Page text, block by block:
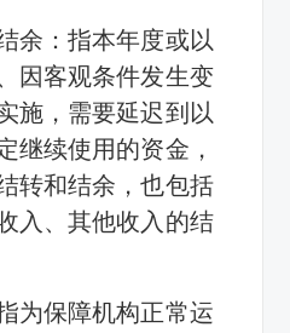
余：指本年度或以
因客观条件发生变
施，需要延迟到以
继续使用的资金，
转和结余，也包括
入、其他收入的结
为保障机构正常运